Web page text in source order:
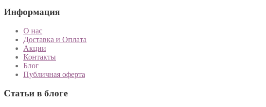
Информация
О нас
Доставка и Оплата
Акции
Контакты
Блог
Публичная оферта
Статьи в блоге